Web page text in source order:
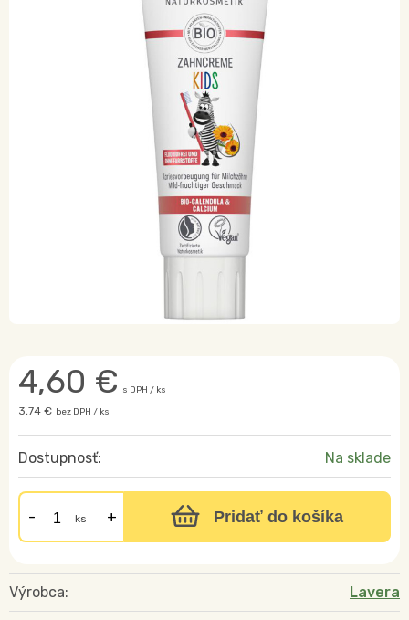
4,60 € s DPH / ks
3,74 € bez DPH / ks
Dostupnosť: Na sklade
ks Pridať do košíka
Výrobca: Lavera